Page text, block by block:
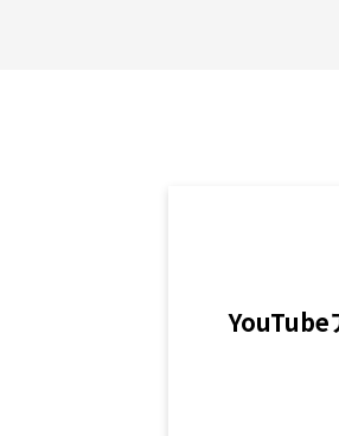
YouTube